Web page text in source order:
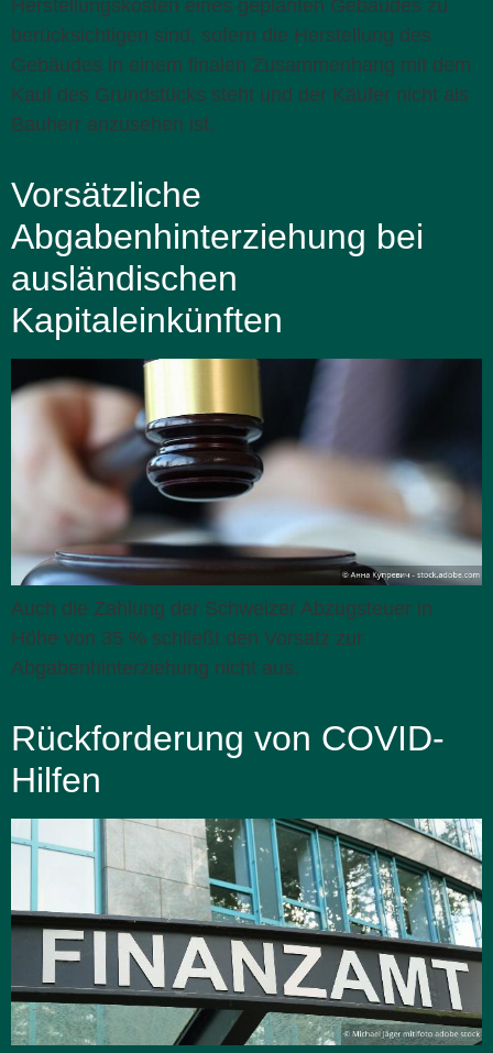
Herstellungskosten eines geplanten Gebäudes zu
berücksichtigen sind, sofern die Herstellung des
Gebäudes in einem finalen Zusammenhang mit dem
Kauf des Grundstücks steht und der Käufer nicht als
Bauherr anzusehen ist.
Vorsätzliche
Abgabenhinterziehung bei
ausländischen
Kapitaleinkünften
Auch die Zahlung der Schweizer Abzugsteuer in
Höhe von 35 % schließt den Vorsatz zur
Abgabenhinterziehung nicht aus.
Rückforderung von COVID-
Hilfen